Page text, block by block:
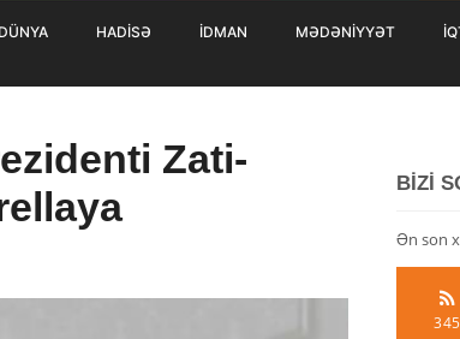
DÜNYA HADİSƏ İDMAN MƏDƏNİYYƏT
Zati-
BİZİ
Ən son
345